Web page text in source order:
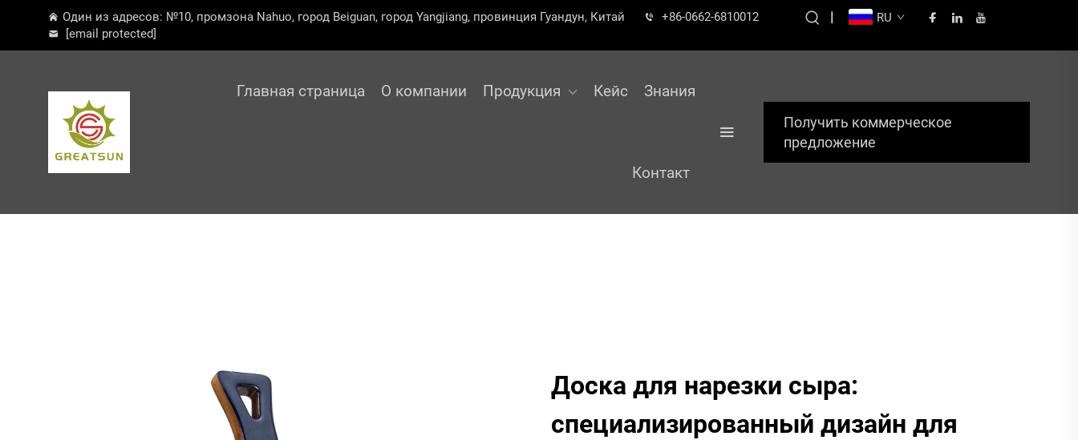
Один из адресов: №10, промзона Nahuo, город Beiguan, город Yangjiang, провинция Гуандун, Китай
+86-0662-6810012
[email protected]
| RU
Главная страница О компании Продукция Кейс Знания
Контакт
Получить коммерческое
предложение
Доска для нарезки сыра:
специализированный дизайн для